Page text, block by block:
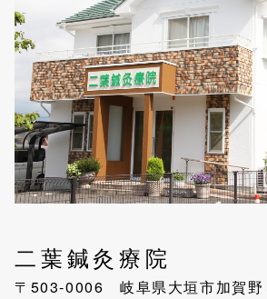
二葉鍼灸療院
〒503-0006 岐阜県大垣市加賀野